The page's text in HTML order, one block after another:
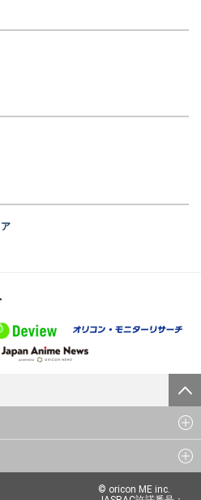
© oricon ME inc.